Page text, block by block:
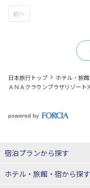
日本旅行トップ
ホテル・旅
ＡＮＡクラウンプラザリゾー
宿泊プランから探す
北海道
ホテル・旅館・宿から探す